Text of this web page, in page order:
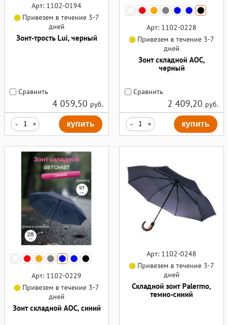
Арт: 1102-0194
Привезем в течение 3-7
дней
Зонт-трость Lui, черный
Сравнить
4 059,50 руб.
- + купить
Арт: 1102-0228
Привезем в течение 3-7
дней
Зонт складной AOC,
черный
Сравнить
2 409,20 руб.
- + купить
Арт: 1102-0229
Привезем в течение 3-7
дней
Зонт складной AOC, синий
Арт: 1102-0248
Привезем в течение 3-7
дней
Складной зонт Palermo,
темно-синий